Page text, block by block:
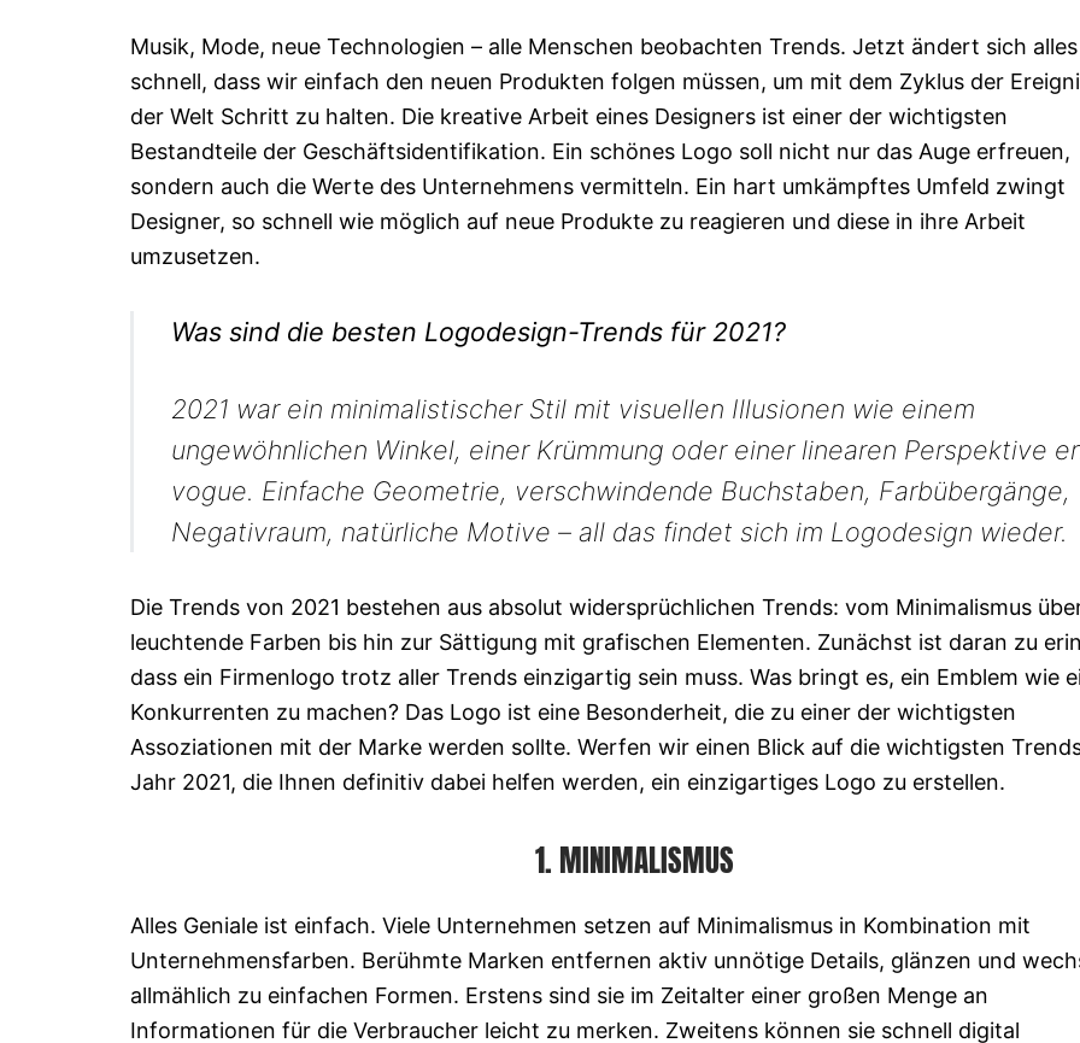
Musik, Mode, neue Technologien – alle Menschen beobachten Trends. Jetzt ändert sich
schnell, dass wir einfach den neuen Produkten folgen müssen, um mit dem Zyklus der
der Welt Schritt zu halten. Die kreative Arbeit eines Designers ist einer der wichtigsten
Bestandteile der Geschäftsidentifikation. Ein schönes Logo soll nicht nur das Auge erfreuen,
sondern auch die Werte des Unternehmens vermitteln. Ein hart umkämpftes Umfeld zwingt
Designer, so schnell wie möglich auf neue Produkte zu reagieren und diese in ihre Arbeit
umzusetzen.
Was sind die besten Logodesign-Trends für 2021?
2021 war ein minimalistischer Stil mit visuellen Illusionen wie einem
ungewöhnlichen Winkel, einer Krümmung oder einer linearen Perspektive
vogue. Einfache Geometrie, verschwindende Buchstaben, Farbübergänge,
Negativraum, natürliche Motive – all das findet sich im Logodesign wieder.
Die Trends von 2021 bestehen aus absolut widersprüchlichen Trends: vom Minimalismus
leuchtende Farben bis hin zur Sättigung mit grafischen Elementen. Zunächst ist daran zu
dass ein Firmenlogo trotz aller Trends einzigartig sein muss. Was bringt es, ein Emblem wie
Konkurrenten zu machen? Das Logo ist eine Besonderheit, die zu einer der wichtigsten
Assoziationen mit der Marke werden sollte. Werfen wir einen Blick auf die wichtigsten
Jahr 2021, die Ihnen definitiv dabei helfen werden, ein einzigartiges Logo zu erstellen.
1. MINIMALISMUS
Alles Geniale ist einfach. Viele Unternehmen setzen auf Minimalismus in Kombination mit
Unternehmensfarben. Berühmte Marken entfernen aktiv unnötige Details, glänzen und
allmählich zu einfachen Formen. Erstens sind sie im Zeitalter einer großen Menge an
Informationen für die Verbraucher leicht zu merken. Zweitens können sie schnell digital